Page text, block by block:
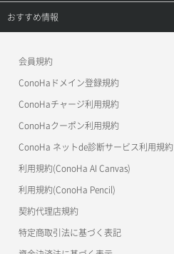
APIドキュメントVPS3.0
APIドキュメントVPS2.0
APIドキュメントVPS3.0
ご利用ガイド
サポートトップ
おすすめ情報
美雲このは徹底ガイド
会員規約
ConoHaドメイン登録規約
ConoHaチャージ利用規約
ConoHaクーポン利用規約
ConoHa ネットde診断サービス利用規約
利用規約(ConoHa AI Canvas)
利用規約(ConoHa Pencil)
契約代理店規約
特定商取引法に基づく表記